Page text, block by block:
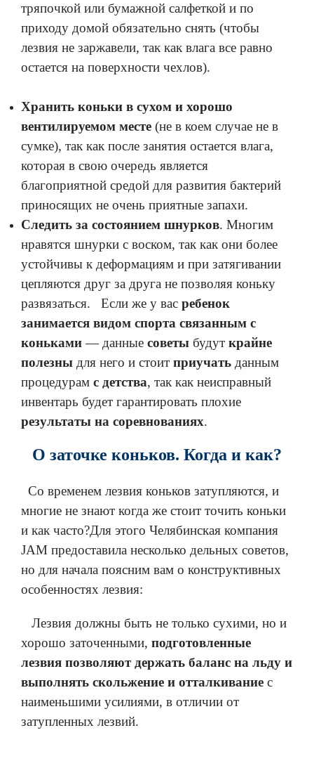
тряпочкой или бумажной салфеткой и по
приходу домой обязательно снять (чтобы
лезвия не заржавели, так как влага все равно
остается на поверхности чехлов).
Хранить коньки в сухом и хорошо
вентилируемом месте (не в коем случае не в
сумке), так как после занятия остается влага,
которая в свою очередь является
благоприятной средой для развития бактерий
приносящих не очень приятные запахи.
Следить за состоянием шнурков. Многим
нравятся шнурки с воском, так как они более
устойчивы к деформациям и при затягивании
цепляются друг за друга не позволяя коньку
развязаться. Если же у вас ребенок
занимается видом спорта связанным с
коньками— данные советы будут крайне
полезны для него и стоит приучать данным
процедурам с детства, так как неисправный
инвентарь будет гарантировать плохие
результаты на соревнованиях.
О заточке коньков. Когда и как?
Со временем лезвия коньков затупляются, и
многие не знают когда же стоит точить коньки
и как часто?Для этого Челябинская компания
JAM предоставила несколько дельных советов,
но для начала поясним вам о конструктивных
особенностях лезвия:
Лезвия должны быть не только сухими, но и
хорошо заточенными, подготовленные
лезвия позволяют держать баланс на льду и
выполнять скольжение и отталкивание с
наименьшими усилиями, в отличии от
затупленных лезвий.